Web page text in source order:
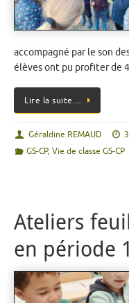
accompagné par le son
élèves ont pu profiter de
Lire la suite…
Géraldine REMAUD
GS-CP,Vie de classe GS-CP
Ateliers
en période 1